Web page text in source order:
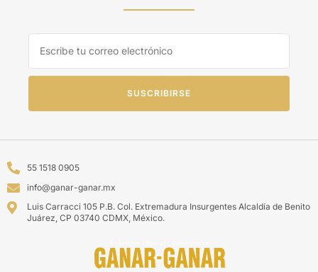
SUSCRIBIRSE
55 1518 0905
info@ganar-ganar.mx
Luis Carracci 105 P.B. Col. Extremadura Insurgentes Alcaldía de Benito
Juárez, CP 03740 CDMX, México.